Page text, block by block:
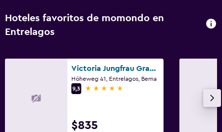
Habitación
Despertador
Fax/fotocopiadora
Hoteles favoritos de momondo en
Entrelagos
Victoria Jungfrau Grand Hotel & Spa
Höheweg 41, Entrelagos, Berna
9,3
5 estrellas
$835